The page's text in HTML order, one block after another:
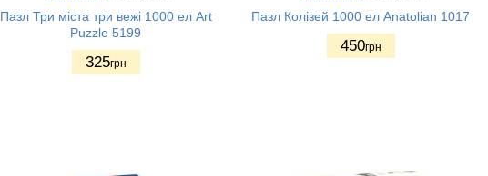
Пазл Три міста три вежі 1000 ел Art
Puzzle 5199
325грн
Пазл Колізей 1000 ел Anatolian 1017
450грн